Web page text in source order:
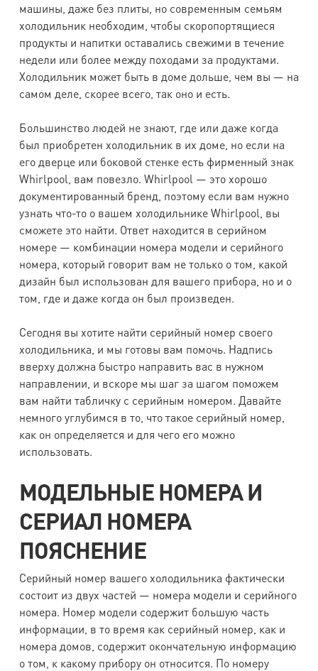
машины, даже без плиты, но современным семьям
холодильник необходим, чтобы скоропортящиеся
продукты и напитки оставались свежими в течение
недели или более между походами за продуктами.
Холодильник может быть в доме дольше, чем вы — на
самом деле, скорее всего, так оно и есть.
Большинство людей не знают, где или даже когда
был приобретен холодильник в их доме, но если на
его дверце или боковой стенке есть фирменный знак
Whirlpool, вам повезло. Whirlpool — это хорошо
документированный бренд, поэтому если вам нужно
узнать что-то о вашем холодильнике Whirlpool, вы
сможете это найти. Ответ находится в серийном
номере — комбинации номера модели и серийного
номера, который говорит вам не только о том, какой
дизайн был использован для вашего прибора, но и о
том, где и даже когда он был произведен.
Сегодня вы хотите найти серийный номер своего
холодильника, и мы готовы вам помочь. Надпись
вверху должна быстро направить вас в нужном
направлении, и вскоре мы шаг за шагом поможем
вам найти табличку с серийным номером. Давайте
немного углубимся в то, что такое серийный номер,
как он определяется и для чего его можно
использовать.
МОДЕЛЬНЫЕ НОМЕРА И
СЕРИАЛ НОМЕРА
ПОЯСНЕНИЕ
Серийный номер вашего холодильника фактически
состоит из двух частей — номера модели и серийного
номера. Номер модели содержит большую часть
информации, в то время как серийный номер, как и
номера домов, содержит окончательную информацию
о том, к какому прибору он относится. По номеру